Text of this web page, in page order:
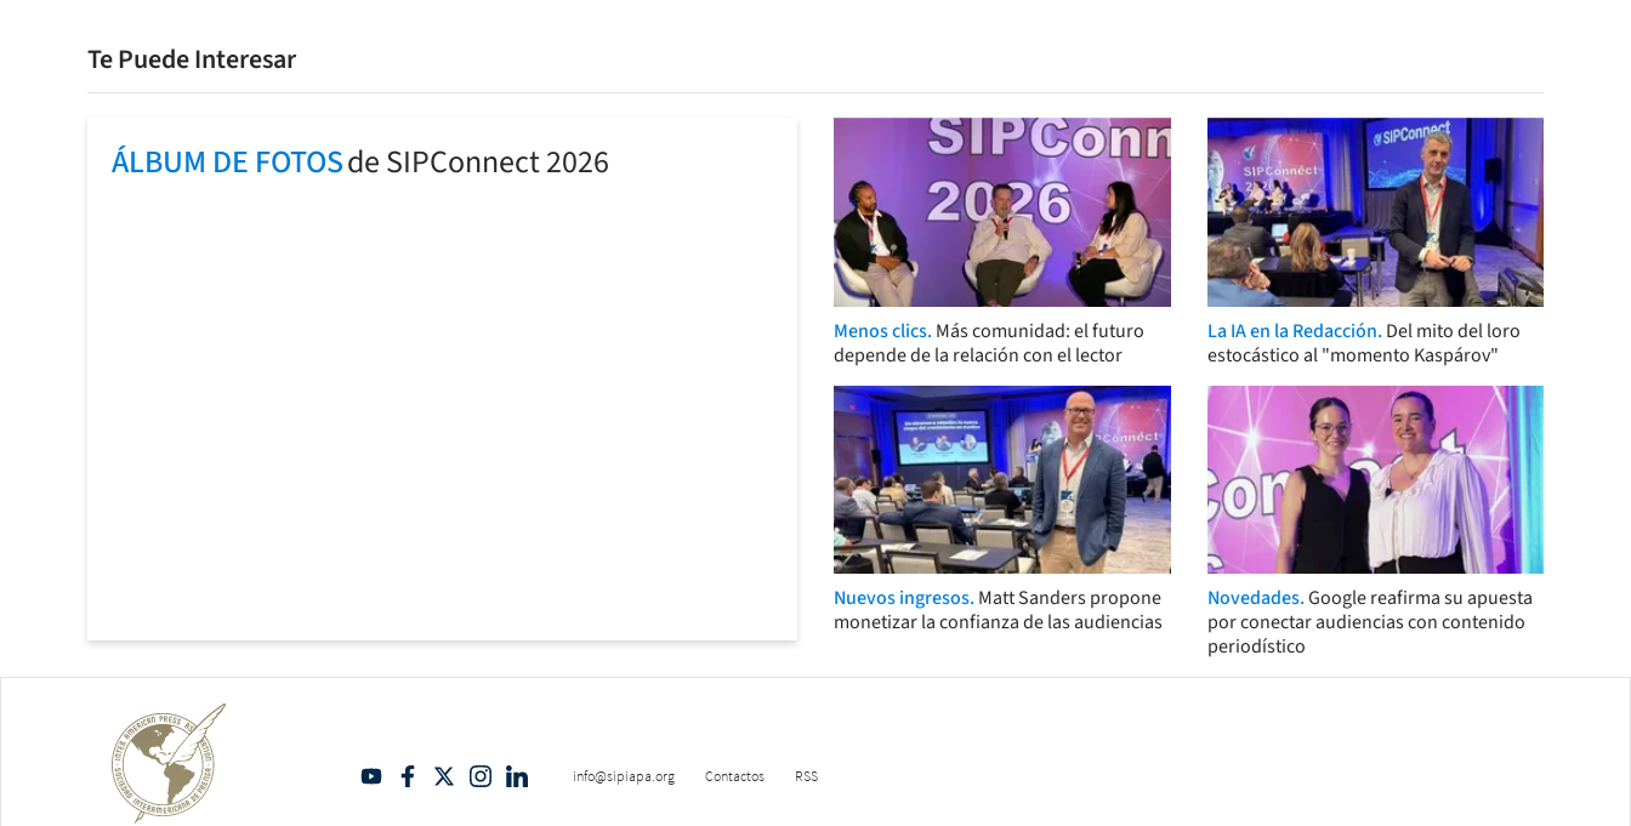
Te Puede Interesar
ÁLBUM DE FOTOSde SIPConnect 2026
Menos clics. Más comunidad: el futuro
depende de la relación con el lector
La IA en la Redacción. Del mito del loro
estocástico al "momento Kaspárov"
Nuevos ingresos. Matt Sanders propone
monetizar la confianza de las audiencias
Novedades.Google reafirma su apuesta
por conectar audiencias con contenido
periodístico
info@sipiapa.org Contactos RSS